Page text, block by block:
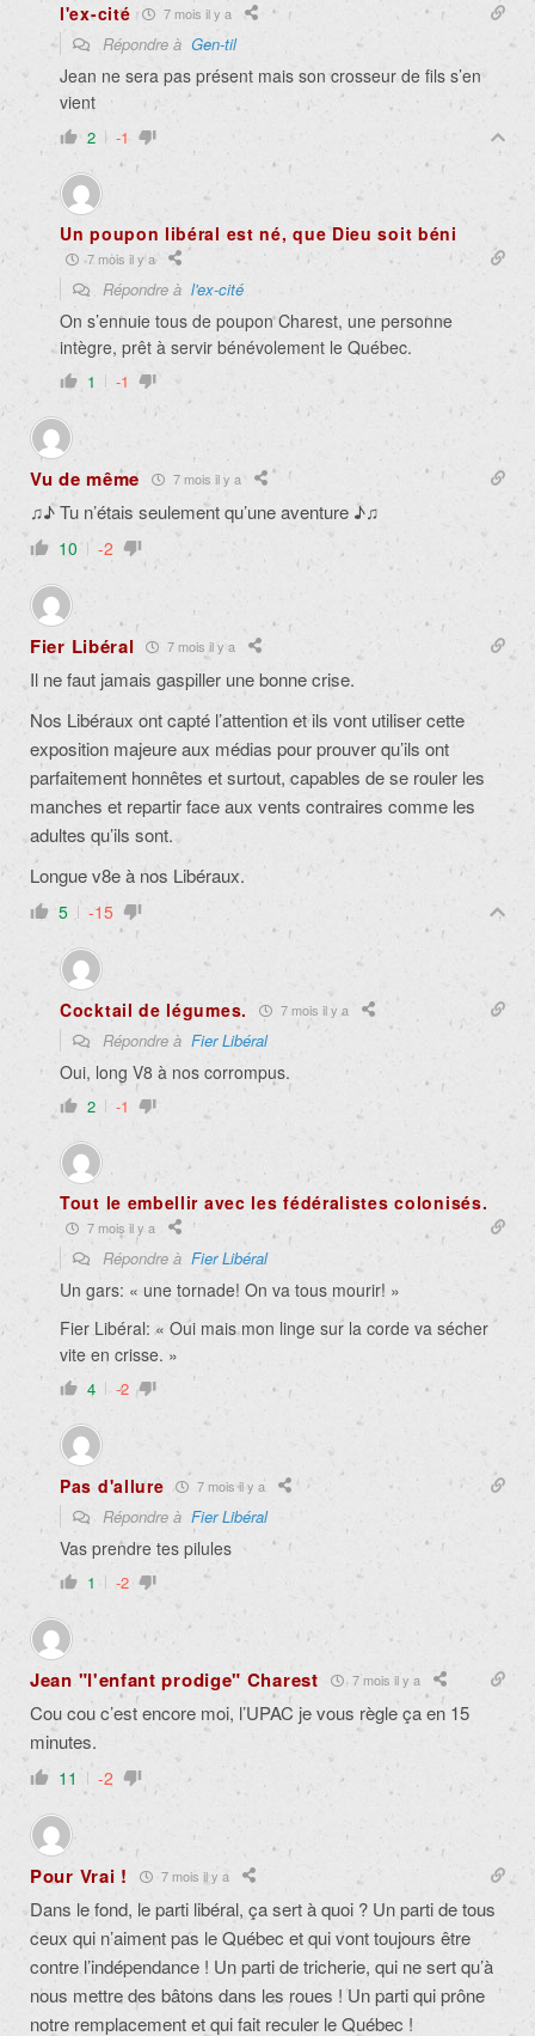
l'ex-cité 7 mois il y a
Répondre à Gen-til
Jean ne sera pas présent mais son crosseur de fils s’en
vient
2 -1
Un poupon libéral est né, que Dieu soit béni
7 mois il y a
Répondre à l'ex-cité
On s’ennuie tous de poupon Charest, une personne
intègre, prêt à servir bénévolement le Québec.
1 -1
Vu de même 7 mois il y a
♫♪ Tu n’étais seulement qu’une aventure ♪♫
10 -2
Fier Libéral 7 mois il y a
Il ne faut jamais gaspiller une bonne crise.
Nos Libéraux ont capté l’attention et ils vont utiliser cette
exposition majeure aux médias pour prouver qu’ils ont
parfaitement honnêtes et surtout, capables de se rouler les
manches et repartir face aux vents contraires comme les
adultes qu’ils sont.
Longue v8e à nos Libéraux.
5 -15
Cocktail de légumes. 7 mois il y a
Répondre à Fier Libéral
Oui, long V8 à nos corrompus.
2 -1
Tout le embellir avec les fédéralistes colonisés.
7 mois il y a
Répondre à Fier Libéral
Un gars: « une tornade! On va tous mourir! »
Fier Libéral: « Oui mais mon linge sur la corde va sécher
vite en crisse. »
4 -2
Pas d'allure 7 mois il y a
Répondre à Fier Libéral
Vas prendre tes pilules
1 -2
Jean "l'enfant prodige" Charest 7 mois il y a
Cou cou c’est encore moi, l’UPAC je vous règle ça en 15
minutes.
11 -2
Pour Vrai ! 7 mois il y a
Dans le fond, le parti libéral, ça sert à quoi ? Un parti de tous
ceux qui n’aiment pas le Québec et qui vont toujours être
contre l’indépendance ! Un parti de tricherie, qui ne sert qu’à
nous mettre des bâtons dans les roues ! Un parti qui prône
notre remplacement et qui fait reculer le Québec !